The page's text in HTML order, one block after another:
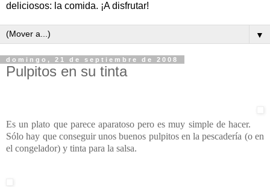
deliciosos: la comida. ¡A disfrutar!
▼
domingo, 21 de septiembre de 2008
Pulpitos en su tinta
Es un plato que parece aparatoso pero es muy simple de hacer.
Sólo hay que conseguir unos buenos pulpitos en la pescadería (o en
el congelador) y tinta para la salsa.